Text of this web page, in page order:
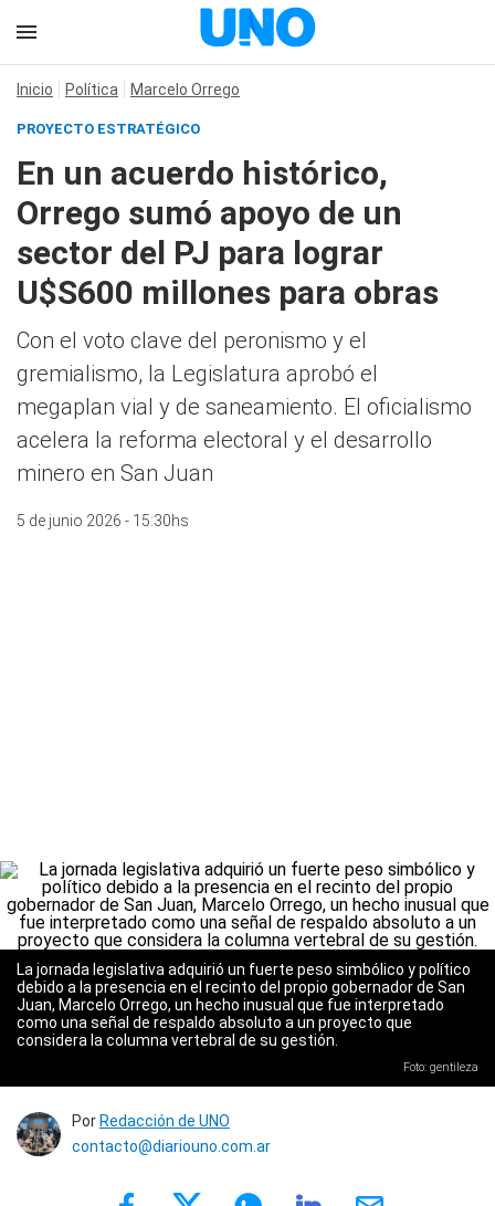
Inicio Política Marcelo Orrego
PROYECTO ESTRATÉGICO
En un acuerdo histórico,
Orrego sumó apoyo de un
sector del PJ para lograr
U$S600 millones para obras
Con el voto clave del peronismo y el
gremialismo, la Legislatura aprobó el
megaplan vial y de saneamiento. El oficialismo
acelera la reforma electoral y el desarrollo
minero en San Juan
5 de junio 2026 - 15:30hs
La jornada legislativa adquirió un fuerte peso simbólico y político
debido a la presencia en el recinto del propio gobernador de San
Juan, Marcelo Orrego, un hecho inusual que fue interpretado
como una señal de respaldo absoluto a un proyecto que
considera la columna vertebral de su gestión.
Foto: gentileza
Por Redacción de UNO
contacto@diariouno.com.ar